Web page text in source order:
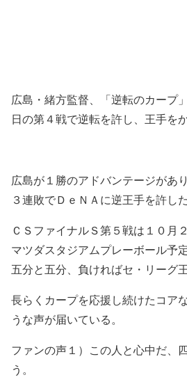
広島・緒方監督、「逆転のカープ
日の第４戦で逆転を許し、王手を
広島が１勝のアドバンテージがあ
３連敗でＤｅＮＡに逆王手を許した
ＣＳファイナルＳ第５戦は１０月
マツダスタジアムプレーボール予
五分と五分、負ければセ・リーグ
長らくカープを応援し続けたコア
うな声が届いている。
ファンの声１）この人と心中だ、
う。